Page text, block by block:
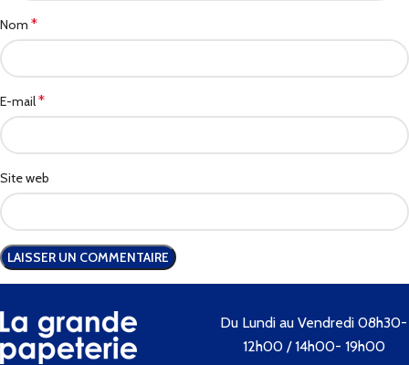
Nom *
E-mail*
Site web
Du Lundi au Vendredi 08h30-
12h00 / 14h00- 19h00